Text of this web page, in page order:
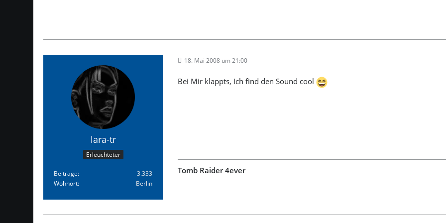
lara-tr
Erleuchteter
Beiträge
3.333
Wohnort
Berlin
18. Mai 2008 um 21:00
Bei Mir klappts, Ich find den Sound cool
Tomb Raider 4ever